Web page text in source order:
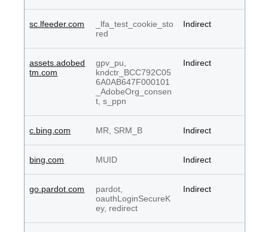
sc.lfeeder.com
_lfa_test_cookie_sto
red
Indirect
assets.adobed
tm.com
gpv_pu,
kndctr_BCC792C05
6A0AB647F000101
_AdobeOrg_consen
t, s_ppn
Indirect
c.bing.com MR, SRM_B Indirect
bing.com MUID Indirect
go.pardot.com
pardot,
oauthLoginSecureK
ey, redirect
Indirect